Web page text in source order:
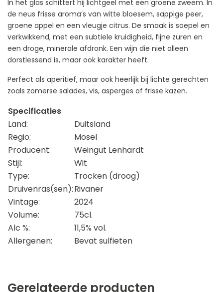
In het glas schittert hij lichtgeel met een groene zweem. In
de neus frisse aroma’s van witte bloesem, sappige peer,
groene appel en een vleugje citrus. De smaak is soepel en
verkwikkend, met een subtiele kruidigheid, fijne zuren en
een droge, minerale afdronk. Een wijn die niet alleen
dorstlessend is, maar ook karakter heeft.
Perfect als aperitief, maar ook heerlijk bij lichte gerechten
zoals zomerse salades, vis, asperges of frisse kazen.
Specificaties
Land:
Duitsland
Regio:
Mosel
Producent:
Weingut Lenhardt
Stijl:
Wit
Type:
Trocken (droog)
Druivenras(sen):Rivaner
Vintage:
2024
Volume:
75cl.
Alc %:
11,5% vol.
Allergenen:
Bevat sulfieten
Gerelateerde producten